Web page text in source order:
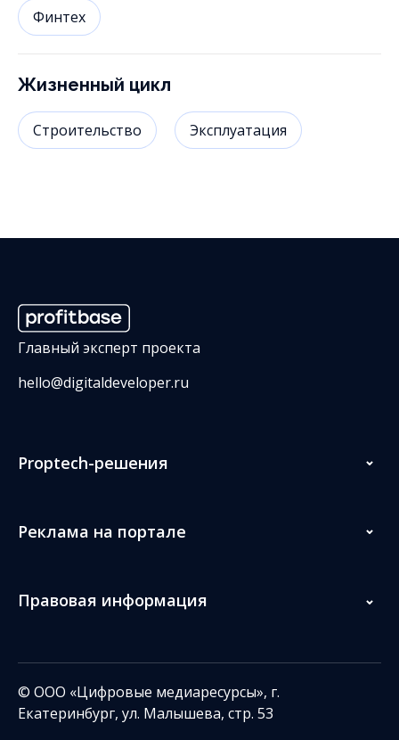
Финтех
Жизненный цикл
Строительство Эксплуатация
Главный эксперт проекта
hello@digitaldeveloper.ru
Proptech-решения
Реклама на портале
Правовая информация
© ООО «Цифровые медиаресурсы», г.
Екатеринбург, ул. Малышева, стр. 53